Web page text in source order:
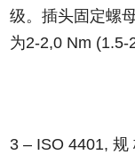
级。插头固定螺
为2-2,0 Nm (1.5-
3 – ISO 4401,